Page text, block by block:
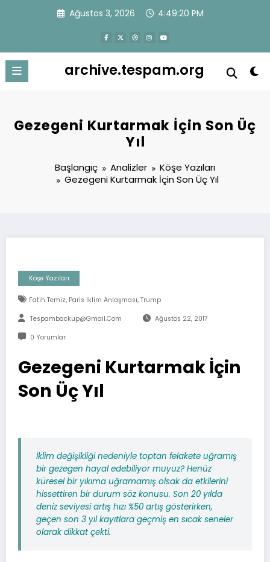
Ağustos 3, 2026 4:49:21 PM
archive.tespam.org
Gezegeni Kurtarmak İçin Son Üç
Yıl
Başlangıç Analizler
Köşe Yazıları
Gezegeni Kurtarmak İçin Son Üç Yıl
Köşe Yazıları
Fatih Temiz, Paris Iklim Anlaşması, Trump
Tespambackup@gmail.com Ağustos 22, 2017
0 Yorumlar
Gezegeni Kurtarmak İçin
Son Üç Yıl
İklim değişikliği nedeniyle toptan felakete uğramış
bir gezegen hayal edebiliyor muyuz? Henüz
küresel bir yıkıma uğramamış olsak da etkilerini
hissettiren bir durum söz konusu. Son 20 yılda
deniz seviyesi artış hızı %50 artış gösterirken,
geçen son 3 yıl kayıtlara geçmiş en sıcak seneler
olarak dikkat çekti.